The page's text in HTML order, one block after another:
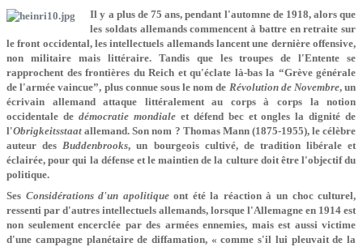
Il y a plus de 75 ans, pendant l'automne de 1918, alors que
les soldats allemands commencent à battre en retraite sur
le front occidental, les intellectuels allemands lancent une dernière offensive,
non militaire mais littéraire. Tandis que les troupes de l'Entente se
rapprochent des frontières du Reich et qu'éclate là-bas la “Grève générale
de l'armée vaincue”, plus connue sous le nom de Révolution de Novembre, un
écrivain allemand attaque littéralement au corps à corps la notion
occidentale de démocratie mondialeet défend bec et ongles la dignité de
l'Obrigkeitsstaat allemand. Son nom ? Thomas Mann (1875-1955), le célèbre
auteur desBuddenbrooks, un bourgeois cultivé, de tradition libérale et
éclairée, pour qui la défense et le maintien de la culture doit être l'objectif du
politique.
Ses Considérations d'un apolitiqueont été la réaction à un choc culturel,
ressenti par d'autres intellectuels allemands, lorsque l'Allemagne en 1914 est
non seulement encerclée par des armées ennemies, mais est aussi victime
d'une campagne planétaire de diffamation, « comme s'il lui pleuvait de la